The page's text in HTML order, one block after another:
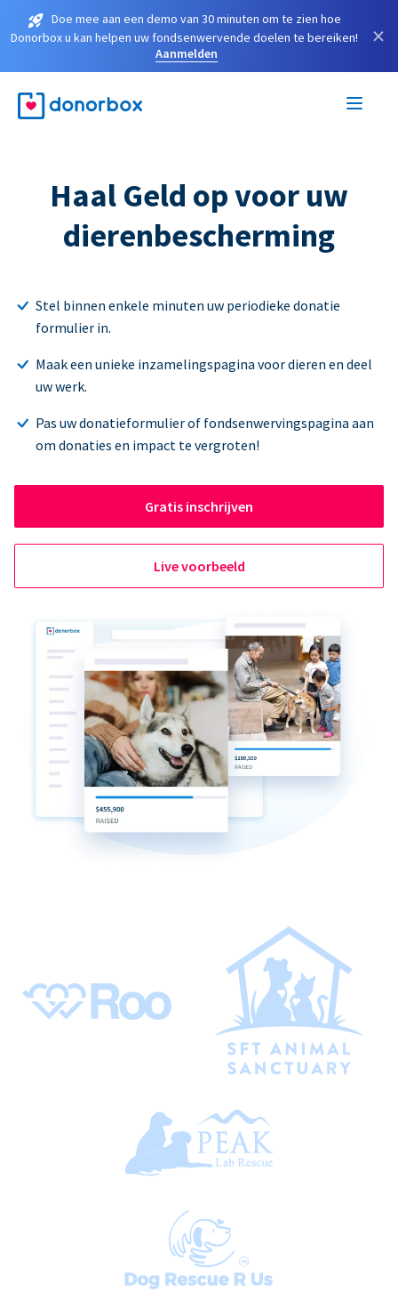
Doe mee aan een demo van 30 minuten om te zien hoe
Donorbox u kan helpen uw fondsenwervende doelen te bereiken!
Aanmelden
×
Haal Geld op voor uw
dierenbescherming
Stel binnen enkele minuten uw periodieke donatie
formulier in.
Maak een unieke inzamelingspagina voor dieren en deel
uw werk.
Pas uw donatieformulier of fondsenwervingspagina aan
om donaties en impact te vergroten!
Gratis inschrijven
Live voorbeeld